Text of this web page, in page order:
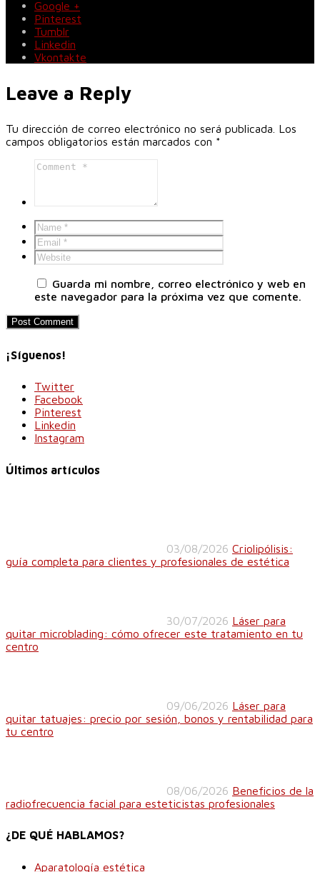
Google +
Pinterest
Tumblr
Linkedin
Vkontakte
Leave a Reply
Tu dirección de correo electrónico no será publicada. Los
campos obligatorios están marcados con *
Guarda mi nombre, correo electrónico y web en
este navegador para la próxima vez que comente.
¡Síguenos!
Twitter
Facebook
Pinterest
Linkedin
Instagram
Últimos artículos
03/08/2026 Criolipólisis:
guía completa para clientes y profesionales de estética
30/07/2026 Láser para
quitar microblading: cómo ofrecer este tratamiento en tu
centro
09/06/2026 Láser para
quitar tatuajes: precio por sesión, bonos y rentabilidad para
tu centro
08/06/2026 Beneficios de la
radiofrecuencia facial para esteticistas profesionales
¿DE QUÉ HABLAMOS?
Aparatología estética